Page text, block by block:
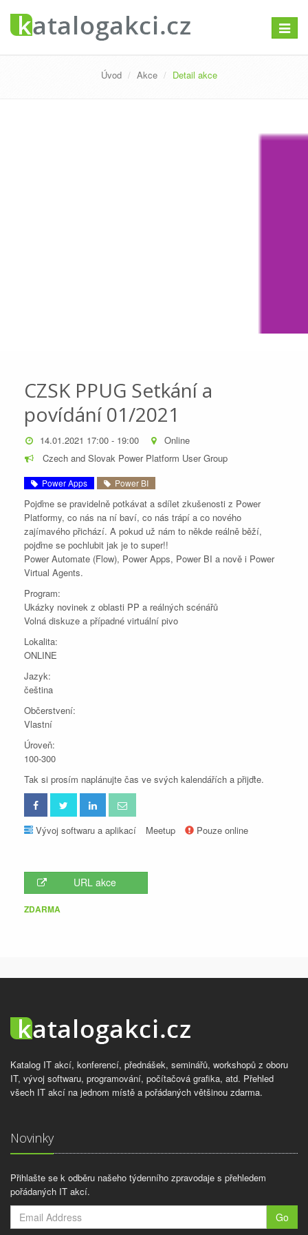
Úvod Akce Detail akce
CZSK PPUG Setkání a
povídání 01/2021
14.01.2021 17:00 - 19:00
Online
Czech and Slovak Power Platform User Group
Power Apps Power BI
Pojďme se pravidelně potkávat a sdílet zkušenosti z Power
Platformy, co nás na ní baví, co nás trápí a co nového
zajímavého přichází. A pokud už nám to někde reálně běží,
pojďme se pochlubit jak je to super!!
Power Automate (Flow), Power Apps, Power BI a nově i Power
Virtual Agents.
Program:
Ukázky novinek z oblasti PP a reálných scénářů
Volná diskuze a případné virtuální pivo
Lokalita:
ONLINE
Jazyk:
čeština
Občerstvení:
Vlastní
Úroveň:
100-300
Tak si prosím naplánujte čas ve svých kalendářích a přijďte.
Vývoj softwaru a aplikací Meetup Pouze online
URL akce
ZDARMA
Katalog IT akcí, konferencí, přednášek, seminářů, workshopů z oboru
IT, vývoj softwaru, programování, počítačová grafika, atd. Přehled
všech IT akcí na jednom místě a pořádaných většinou zdarma.
Novinky
Přihlašte se k odběru našeho týdenního zpravodaje s přehledem
pořádaných IT akcí.
Go